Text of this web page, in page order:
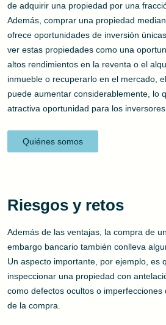
de adquirir una propiedad por una
Además, comprar una propiedad
ofrece oportunidades de inversión
ver estas propiedades como una
altos rendimientos en la reventa o el
inmueble o recuperarlo en el mercado,
puede aumentar considerablemente, lo
atractiva oportunidad para los inversores
Quiénes somos
Riesgos y retos
Además de las ventajas, la compra de
embargo bancario también conlleva
Un aspecto importante, por ejemplo, es
inspeccionar una propiedad con
como defectos ocultos o
de la compra.